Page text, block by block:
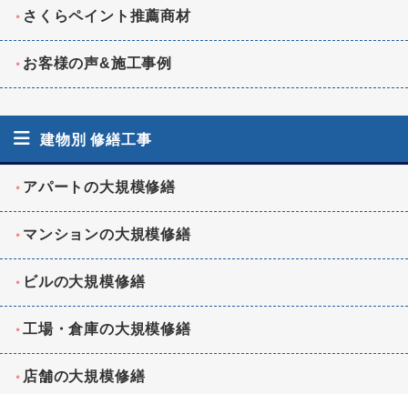
さくらペイント推薦商材
お客様の声&施工事例
建物別 修繕工事
アパートの大規模修繕
マンションの大規模修繕
ビルの大規模修繕
工場・倉庫の大規模修繕
店舗の大規模修繕